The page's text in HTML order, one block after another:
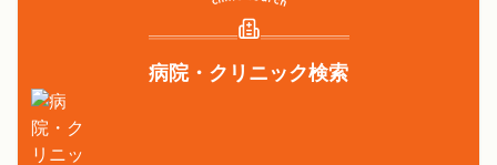
病院・クリニック検索